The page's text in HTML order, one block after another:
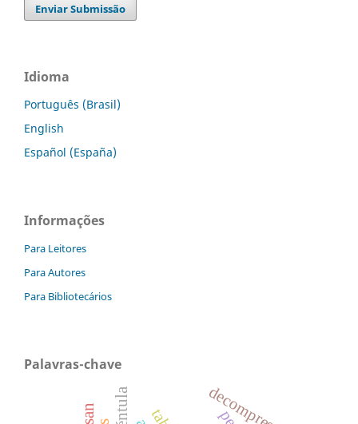
Enviar Submissão
Idioma
Português (Brasil)
English
Español (España)
Informações
Para Leitores
Para Autores
Para Bibliotecários
Palavras-chave